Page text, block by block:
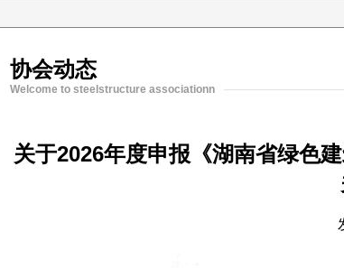
协会动态
Welcome to steelstructure associationn
关于2026年度申报《湖南省绿色